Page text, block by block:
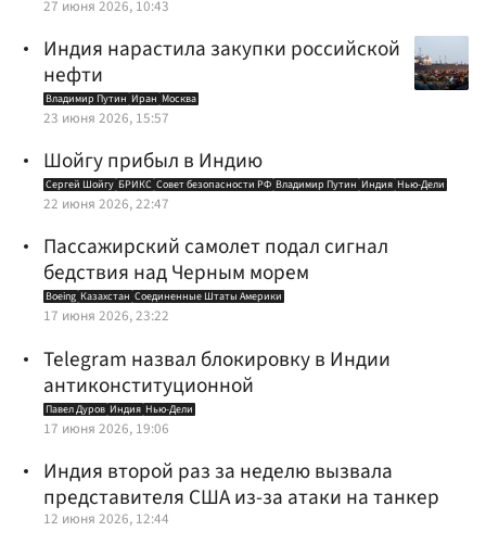
27 июня 2026, 10:43
Индия нарастила закупки российской
нефти
Владимир Путин Иран Москва
23 июня 2026, 15:57
Шойгу прибыл в Индию
Сергей Шойгу БРИКС Совет безопасности РФ Владимир Путин Индия Нью-Дели
22 июня 2026, 22:47
Пассажирский самолет подал сигнал
бедствия над Черным морем
Boeing Казахстан Соединенные Штаты Америки
17 июня 2026, 23:22
Telegram назвал блокировку в Индии
антиконституционной
Павел Дуров Индия Нью-Дели
17 июня 2026, 19:06
Индия второй раз за неделю вызвала
представителя США из-за атаки на танкер
12 июня 2026, 12:44